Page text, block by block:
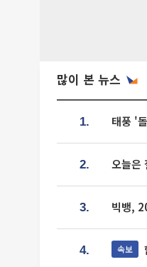
많이 본 뉴스
1. 태풍 '
2. 오늘은
3. 빅뱅,
4. 속보